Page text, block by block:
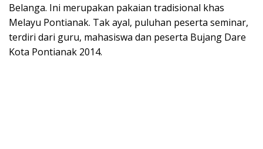
Belanga. Ini merupakan pakaian tradisional khas
Melayu Pontianak. Tak ayal, puluhan peserta seminar,
terdiri dari guru, mahasiswa dan peserta Bujang Dare
Kota Pontianak 2014.